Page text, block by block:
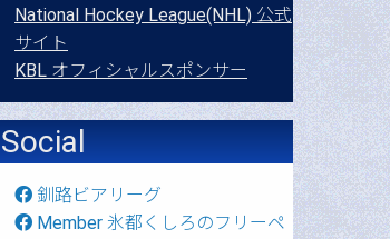
National Hockey League(NHL) 公式
サイト
KBL オフィシャルスポンサー
Social
釧路ビアリーグ
Member 氷都くしろのフリーペ